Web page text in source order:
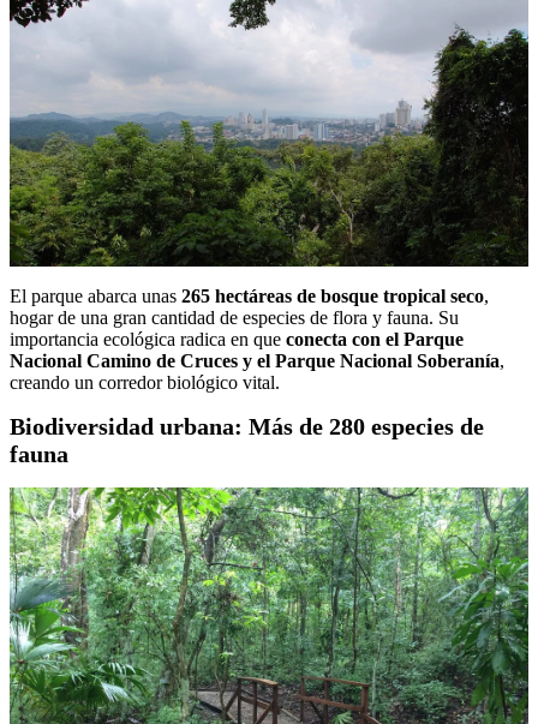
El parque abarca unas 265 hectáreas de bosque tropical seco,
hogar de una gran cantidad de especies de flora y fauna. Su
importancia ecológica radica en que conecta con el Parque
Nacional Camino de Cruces y el Parque Nacional Soberanía,
creando un corredor biológico vital.
Biodiversidad urbana: Más de 280 especies de
fauna